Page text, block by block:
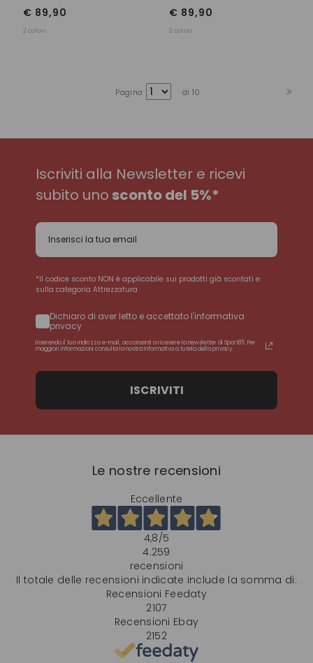
€ 89,90
2 colori
€ 89,90
2 colori
Pagina di 10
Iscriviti alla Newsletter e ricevi
subito unosconto del 5%*
*Il codice sconto NON è applicabile sui prodotti già scontati e
sulla categoria Attrezzatura
Dichiaro di aver letto e accettato l'informativa
privacy
Inserendo il tuo indirizzo e-mail, acconsenti a ricevere la newsletter di Sport85. Per
maggiori informazioni consulta la nostra Informativa a tutela della privacy.
ISCRIVITI
Le nostre recensioni
Eccellente
4,8/5
4.259
recensioni
Il totale delle recensioni indicate include la somma di:
Recensioni Feedaty
2107
Recensioni Ebay
2152